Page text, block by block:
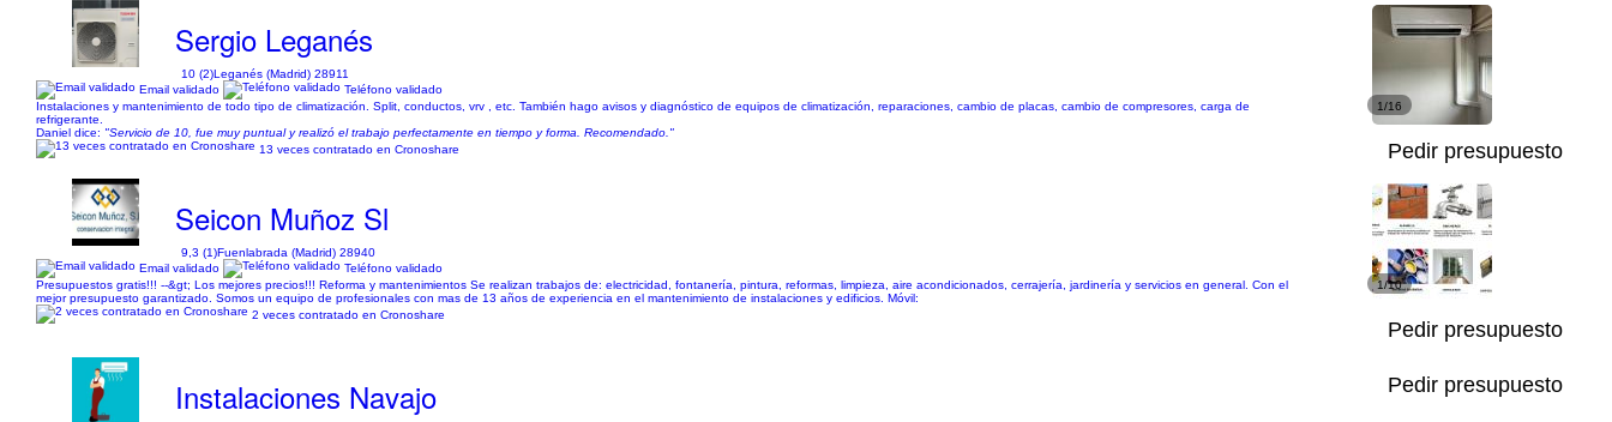
Sergio Leganés
10 (2)Leganés (Madrid) 28911
Email validado
Teléfono validado
Instalaciones y mantenimiento de todo tipo de climatización. Split, conductos, vrv , etc. También hago avisos y diagnóstico de equipos de climatización, reparaciones, cambio de placas, cambio de compresores, carga de
refrigerante.
Daniel dice: "Servicio de 10, fue muy puntual y realizó el trabajo perfectamente en tiempo y forma. Recomendado."
13 veces contratado en Cronoshare
1/16
Pedir presupuesto
Seicon Muñoz Sl
9,3 (1)Fuenlabrada (Madrid) 28940
Email validado
Teléfono validado
Presupuestos gratis!!! --&gt; Los mejores precios!!! Reforma y mantenimientos Se realizan trabajos de: electricidad, fontanería, pintura, reformas, limpieza, aire acondicionados, cerrajería, jardinería y servicios en general. Con el
mejor presupuesto garantizado. Somos un equipo de profesionales con mas de 13 años de experiencia en el mantenimiento de instalaciones y edificios. Móvil:
2 veces contratado en Cronoshare
1/10
Pedir presupuesto
Instalaciones Navajo Pedir presupuesto